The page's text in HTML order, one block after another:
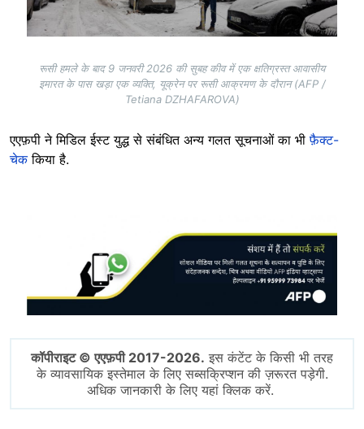
रूसी हमले के बाद 9 जनवरी 2026 की सुबह कीव में एक क्षतिग्रस्त आवासीय
इमारत के पास खड़ा एक व्यक्ति, यूक्रेन पर रूसी आक्रमण के दौरान (AFP /
Tetiana DZHAFAROVA)
एएफ़पी ने मिडिल ईस्ट युद्ध से संबंधित अन्य गलत सूचनाओं का भीफ़ैक्ट-
चेककिया है.
कॉपीराइट © एएफ़पी 2017-2026. इस कंटेंट के किसी भी तरह
के व्यावसायिक इस्तेमाल के लिए सब्सक्रिप्शन की ज़रूरत पड़ेगी.
अधिक जानकारी के लिए यहां क्लिक करें.